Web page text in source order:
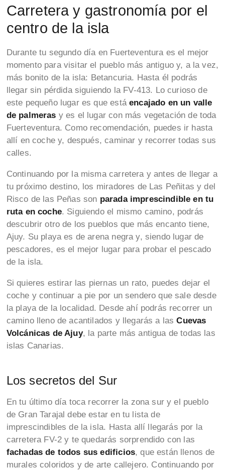
Carretera y gastronomía por el
centro de la isla
Durante tu segundo día en Fuerteventura es el mejor
momento para visitar el pueblo más antiguo y, a la vez,
más bonito de la isla: Betancuria. Hasta él podrás
llegar sin pérdida siguiendo la FV-413. Lo curioso de
este pequeño lugar es que estáencajado en un valle
de palmeras y es el lugar con más vegetación de toda
Fuerteventura. Como recomendación, puedes ir hasta
allí en coche y, después, caminar y recorrer todas sus
calles.
Continuando por la misma carretera y antes de llegar a
tu próximo destino, los miradores de Las Peñitas y del
Risco de las Peñas son parada imprescindible en tu
ruta en coche. Siguiendo el mismo camino, podrás
descubrir otro de los pueblos que más encanto tiene,
Ajuy. Su playa es de arena negra y, siendo lugar de
pescadores, es el mejor lugar para probar el pescado
de la isla.
Si quieres estirar las piernas un rato, puedes dejar el
coche y continuar a pie por un sendero que sale desde
la playa de la localidad. Desde ahí podrás recorrer un
camino lleno de acantilados y llegarás a lasCuevas
Volcánicas de Ajuy, la parte más antigua de todas las
islas Canarias.
Los secretos del Sur
En tu último día toca recorrer la zona sur y el pueblo
de Gran Tarajal debe estar en tu lista de
imprescindibles de la isla. Hasta allí llegarás por la
carretera FV-2 y te quedarás sorprendido con las
fachadas de todos sus edificios, que están llenos de
murales coloridos y de arte callejero. Continuando por